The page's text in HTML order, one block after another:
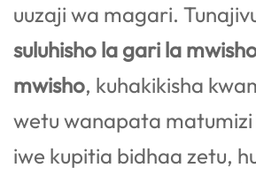
uuzaji wa magari.
suluhisho la gari la
mwisho, kuhakikisha
wetu wanapata
iwe kupitia bidhaa zetu,